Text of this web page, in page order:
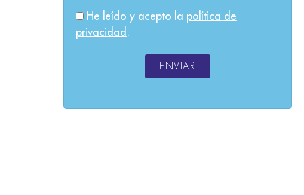
He leído y acepto la política de
privacidad .
ENVIAR